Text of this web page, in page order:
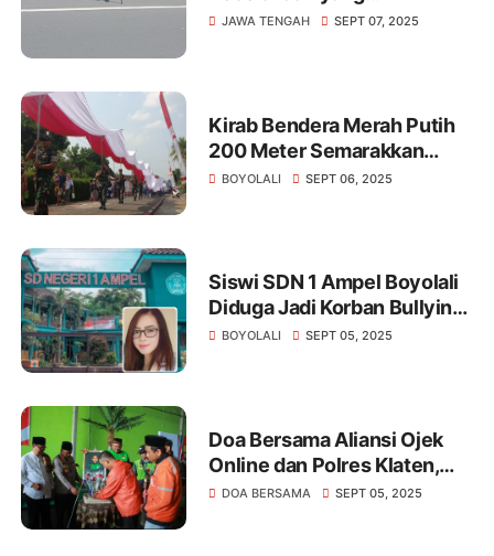
Menewaskan Mahasiswa
JAWA TENGAH SEPT 07, 2025
Kirab Bendera Merah Putih
200 Meter Semarakkan
Merti Desa Pojok Boyolali
BOYOLALI SEPT 06, 2025
Siswi SDN 1 Ampel Boyolali
Diduga Jadi Korban Bullying,
Vio Sari Angkat Bicara
BOYOLALI SEPT 05, 2025
Doa Bersama Aliansi Ojek
Online dan Polres Klaten,
Wujud Empati dan
DOA BERSAMA SEPT 05, 2025